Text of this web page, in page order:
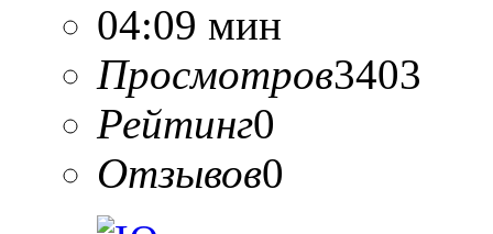
04:09 мин
Просмотров3403
Рейтинг0
Отзывов0